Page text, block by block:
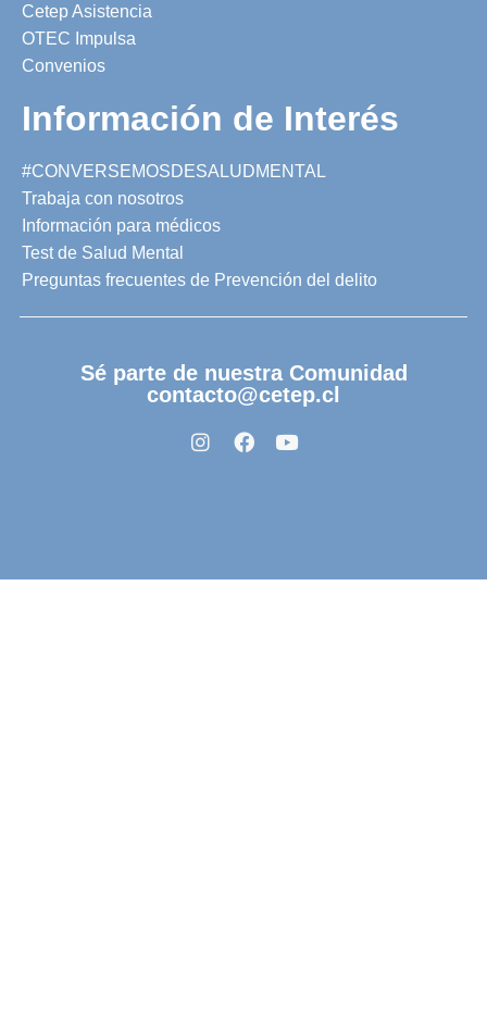
Cetep Asistencia
OTEC Impulsa
Convenios
Información de Interés
#CONVERSEMOSDESALUDMENTAL
Trabaja con nosotros
Información para médicos
Test de Salud Mental
Preguntas frecuentes de Prevención del delito
Sé parte de nuestra Comunidad
contacto@cetep.cl